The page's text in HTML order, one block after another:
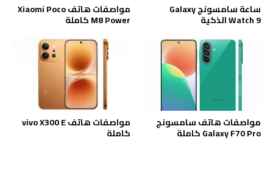
ساعة سامسونج Galaxy
Watch 9 الذكية
مواصفات هاتف Xiaomi Poco
M8 Power كاملة
مواصفات هاتف سامسونج
Galaxy F70 Pro كاملة
مواصفات هاتف vivo X300 E
كاملة